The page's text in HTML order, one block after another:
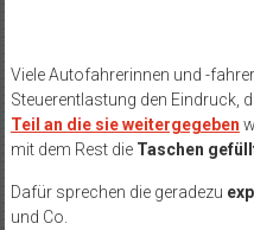
Viele Autofahrerinnen und -
Steuerentlastung den Eindruck,
Teil an die sie weitergegeben
mit dem Rest die Taschen
Dafür sprechen die geradezu
und Co.